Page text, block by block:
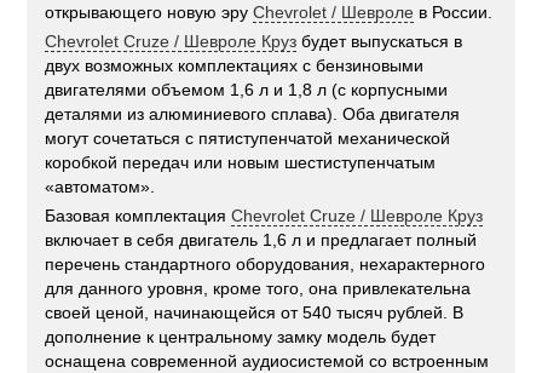
открывающего новую эруChevrolet / Шевроле в России.
Chevrolet Cruze / Шевроле Круз будет выпускаться в
двух возможных комплектациях с бензиновыми
двигателями объемом 1,6 л и 1,8 л (с корпусными
деталями из алюминиевого сплава). Оба двигателя
могут сочетаться с пятиступенчатой механической
коробкой передач или новым шестиступенчатым
«автоматом».
Базовая комплектацияChevrolet Cruze / Шевроле Круз
включает в себя двигатель 1,6 л и предлагает полный
перечень стандартного оборудования, нехарактерного
для данного уровня, кроме того, она привлекательна
своей ценой, начинающейся от 540 тысяч рублей. В
дополнение к центральному замку модель будет
оснащена современной аудиосистемой со встроенным